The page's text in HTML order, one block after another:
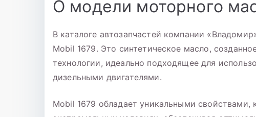
О модели моторного
В каталоге автозапчастей компании
Mobil 1679. Это синтетическое масло,
технологии, идеально подходящее для
дизельными двигателями.
Mobil 1679 обладает уникальными свойствами,